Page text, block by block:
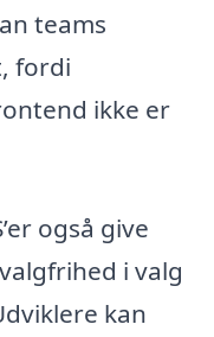
teams
fordi
ikke er
også give
i valg
kan